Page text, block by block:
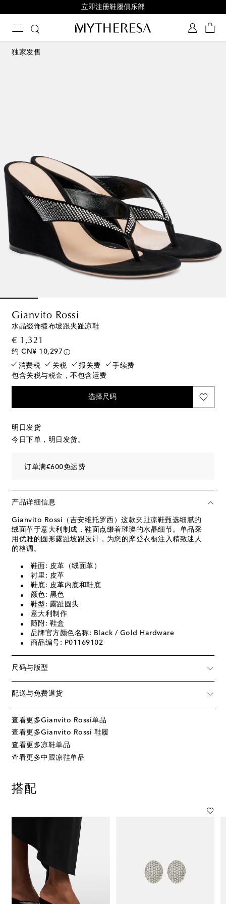
立即注册鞋履俱乐部
独家发售
Gianvito Rossi
水晶缀饰缎布坡跟夹趾凉鞋
€ 1,321
约 CN¥ 10,297
消费税
关税 报关费
手续费
包含关税与税金，不包含运费
选择尺码
明日发货
今日下单，明日发货。
订单满€600免运费
产品详细信息
Gianvito Rossi（吉安维托罗西）这款夹趾凉鞋甄选细腻的
绒面革于意大利制成，鞋面点缀着璀璨的水晶细节。单品采
用优雅的圆形露趾坡跟设计，为您的摩登衣橱注入精致迷人
的格调。
鞋面: 皮革（绒面革）
衬里: 皮革
鞋底: 皮革内底和鞋底
颜色: 黑色
鞋型: 露趾圆头
意大利制作
随附: 鞋盒
品牌官方颜色名称: Black / Gold Hardware
商品编号: P01169102
尺码与版型
配送与免费退货
查看更多Gianvito Rossi单品
查看更多Gianvito Rossi 鞋履
查看更多凉鞋单品
查看更多中跟凉鞋单品
搭配